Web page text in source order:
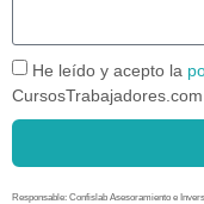
He leído y acepto la
CursosTrabajadores.com
Responsable: Confislab Asesoramiento e